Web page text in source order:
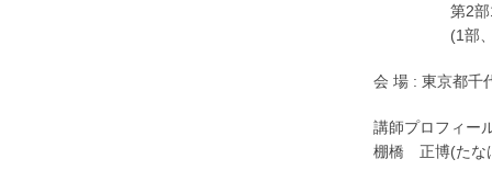
第2部19時
(1部、2部そ
会 場 : 東京都千
講師プロフィ
棚橋 正博(たな